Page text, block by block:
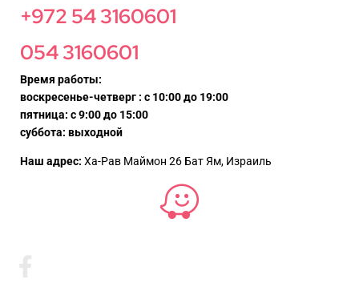
+972 54 3160601
054 3160601
Время работы:
воскресенье-четверг : с 10:00 до 19:00
пятница: с 9:00 до 15:00
суббота: выходной
Наш адрес: Ха-Рав Маймон 26 Бат Ям, Израиль